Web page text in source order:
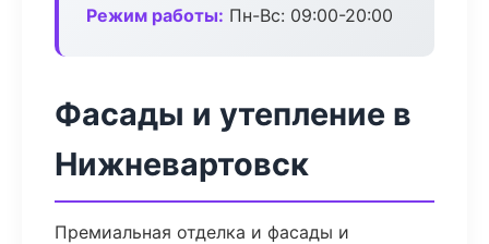
Режим работы: Пн-Вс: 09:00-20:00
Фасады и утепление в
Нижневартовск
Премиальная отделка и фасады и